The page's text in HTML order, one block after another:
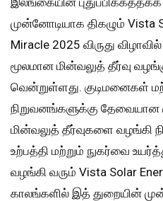
முன்னோடியாக திகழும் Vista
Miracle 2025 விருது
மூலமான மின்வலுத் தீர்வு
வென்றுள்ளது. குடிமனைகள்
நிறுவனங்களுக்கு தேவையான
மின்வலுத் தீர்வுகளை வழங்கி
உற்பத்தி மற்றும் நுகர்வை
வழங்கி வரும் Vista Solar
காலங்களில் இத் துறையின்